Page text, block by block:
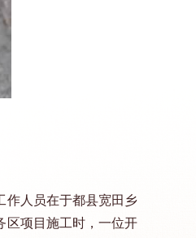
作人员在于都县宽田乡
区项目施工时，一位开